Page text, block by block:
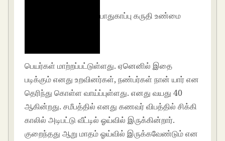
பாதுகாப்பு கருதி உண்மை
பெயர்கள் மாற்றப்பட்டுள்ளது. ஏனெனில் இதை
படிக்கும் எனது உறவினர்கள், நண்பர்கள் நான் யார் என
தெரிந்து கொள்ள வாய்ப்புள்ளது. எனது வயது 40
ஆகின்றது. சமீபத்தில் எனது கணவர் விபத்தில் சிக்கி
காலில் அடிபட்டு வீட்டில் ஓய்வில் இருக்கின்றார்.
குறைந்தது ஆறு மாதம் ஓய்வில் இருக்கவேண்டும் என